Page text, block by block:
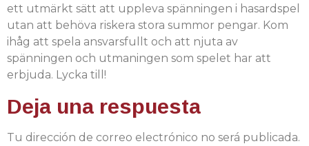
ett utmärkt sätt att uppleva spänningen i hasardspel
utan att behöva riskera stora summor pengar. Kom
ihåg att spela ansvarsfullt och att njuta av
spänningen och utmaningen som spelet har att
erbjuda. Lycka till!
Deja una respuesta
Tu dirección de correo electrónico no será publicada.